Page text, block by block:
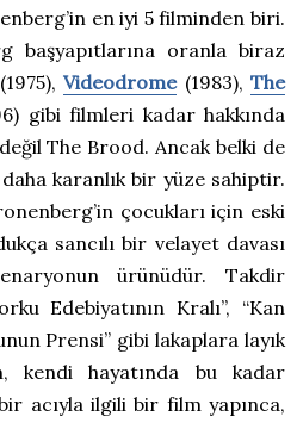
en iyi 5 filminden biri.
başyapıtlarına oranla biraz
(1975), Videodrome(1983), The
gibi filmleri kadar hakkında
The Brood. Ancak belki de
karanlık bir yüze sahiptir.
çocukları için eski
sancılı bir velayet davası
ürünüdür. Takdir
Edebiyatının Kralı”, “Kan
Prensi” gibi lakaplara layık
kendi hayatında bu kadar
acıyla ilgili bir film yapınca,